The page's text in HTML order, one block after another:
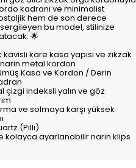
kadranı ve minimalist
hem de son derece
bu model, stilinize
🌟
kavisli kare kasa yapısı ve zikzak
metal kordon
Kasa ve Kordon / Derin
çizgi indeksli yalın ve göz
ve solmaya karşı yüksek
(Pilli)
kolayca ayarlanabilir narin klips